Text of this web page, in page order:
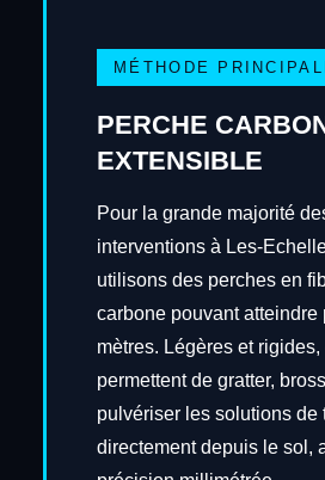
MÉTHODE
PERCHE
EXTENSIBLE
Pour la grande majorité
interventions à Les-
utilisons des perches en
carbone pouvant atteindre
mètres. Légères et
permettent de gratter,
pulvériser les solutions de
directement depuis le sol,